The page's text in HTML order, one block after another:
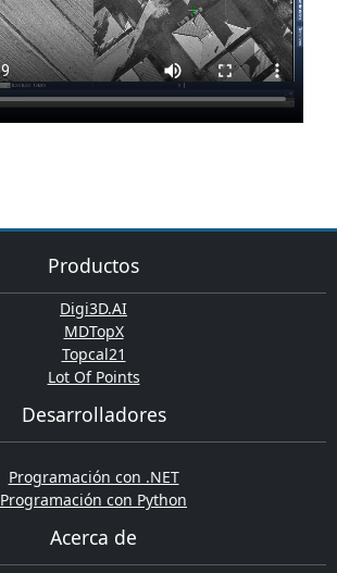
Productos
Digi3D.AI
MDTopX
Topcal21
Lot Of Points
Desarrolladores
Programación con .NET
Programación con Python
Acerca de